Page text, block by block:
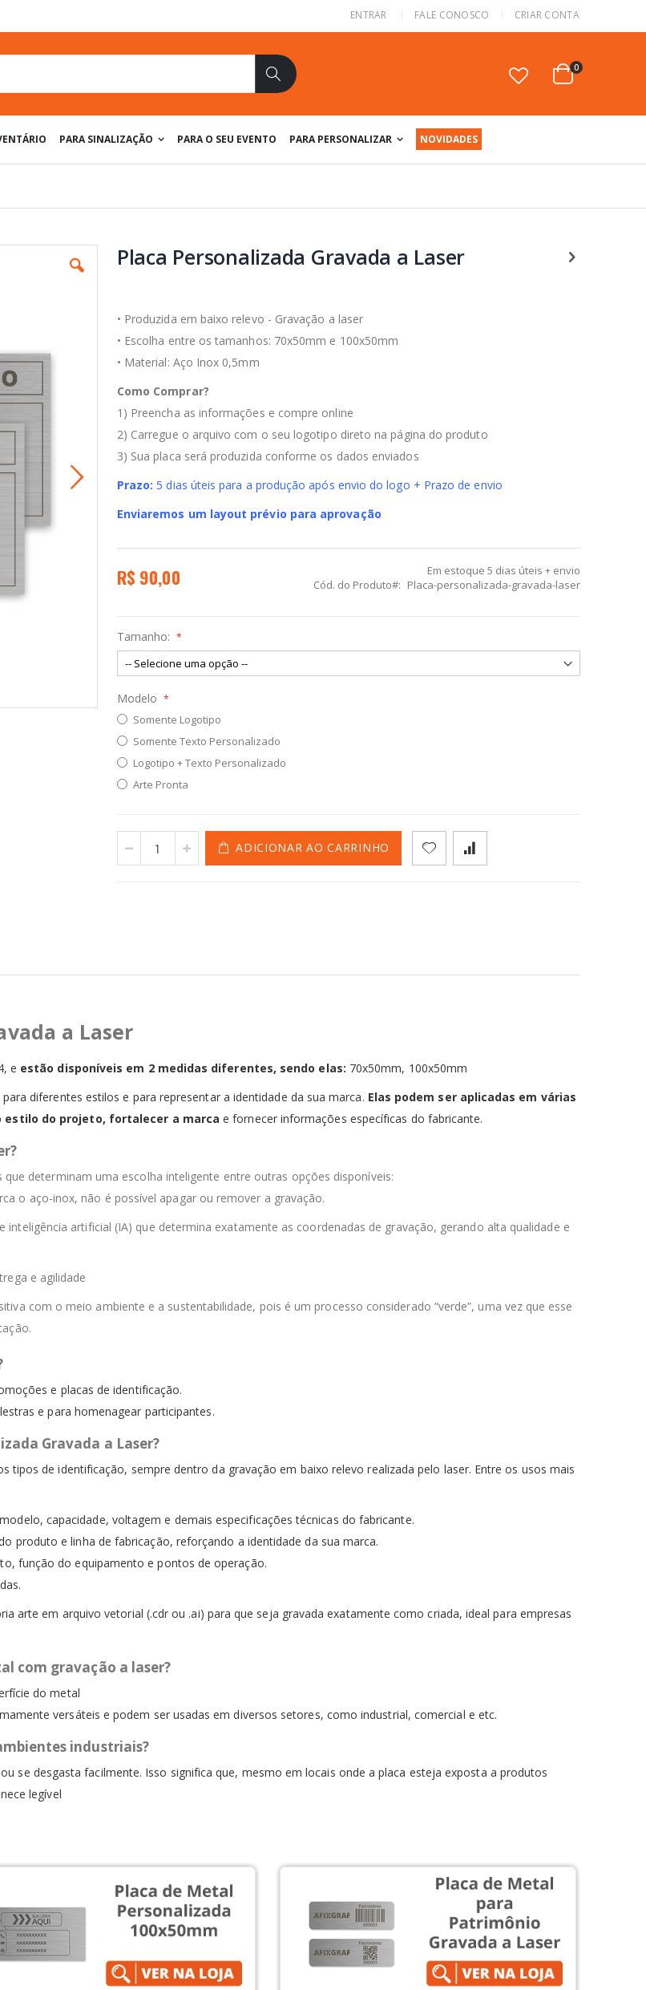
ENTRAR FALE CONOSCO CRIAR CONTA
Cart
0itens
PARA SINALIZAÇÃO PARA O SEU EVENTO PARA PERSONALIZAR NOVIDADES
Placa Personalizada Gravada a Laser
• Produzida em baixo relevo - Gravação a laser
• Escolha entre os tamanhos: 70x50mm e 100x50mm
• Material: Aço Inox 0,5mm
Como Comprar?
1) Preencha as informações e compre online
2) Carregue o arquivo com o seu logotipo direto na página do produto
3) Sua placa será produzida conforme os dados enviados
Prazo: 5 dias úteis para a produção após envio do logo + Prazo de envio
Enviaremos um layout prévio para aprovação
R$ 90,00 Em estoque 5 dias úteis + envio
Cód. do Produto
Placa-personalizada-gravada-laser
Tamanho:
Modelo
Somente Logotipo
Somente Texto Personalizado
Logotipo + Texto Personalizado
Arte Pronta
ADICIONAR AO CARRINHO
a Laser
e estão disponíveis em 2 medidas diferentes, sendo elas: 70x50mm, 100x50mm
diferentes estilos e para representar a identidade da sua marca. Elas podem ser aplicadas em várias
do projeto, fortalecer a marca e fornecer informações específicas do fabricante.
determinam uma escolha inteligente entre outras opções disponíveis:
o aço-inox, não é possível apagar ou remover a gravação.
artificial (IA) que determina exatamente as coordenadas de gravação, gerando alta qualidade e
e agilidade
com o meio ambiente e a sustentabilidade, pois é um processo considerado “verde”, uma vez que esse
e placas de identificação.
e para homenagear participantes.
Gravada a Laser?
tipos de identificação, sempre dentro da gravação em baixo relevo realizada pelo laser. Entre os usos mais
capacidade, voltagem e demais especificações técnicas do fabricante.
produto e linha de fabricação, reforçando a identidade da sua marca.
função do equipamento e pontos de operação.
arte em arquivo vetorial (.cdr ou .ai) para que seja gravada exatamente como criada, ideal para empresas
com gravação a laser?
do metal
versáteis e podem ser usadas em diversos setores, como industrial, comercial e etc.
industriais?
se desgasta facilmente. Isso significa que, mesmo em locais onde a placa esteja exposta a produtos
legível